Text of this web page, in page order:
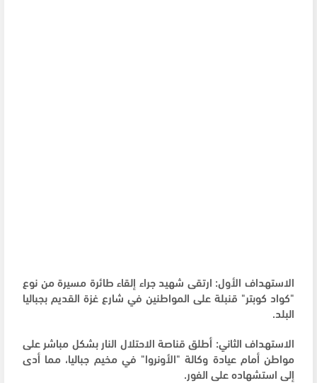
الاستهداف الأول: ارتقى شهيد جراء إلقاء طائرة مسيرة من نوع
"كواد كوبتر" قنبلة على المواطنين في شارع غزة القديم بجباليا
البلد.
الاستهداف الثاني: أطلق قناصة الاحتلال النار بشكل مباشر على
مواطن أمام عيادة وكالة "الأونروا" في مخيم جباليا، مما أدى
إلى استشهاده على الفور.